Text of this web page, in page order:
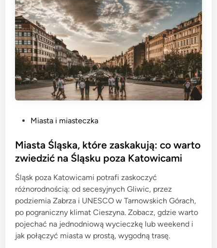
s
t
d
i
n
Miasta i miasteczka
Miasta Śląska, które zaskakują: co warto
zwiedzić na Śląsku poza Katowicami
Śląsk poza Katowicami potrafi zaskoczyć
różnorodnością: od secesyjnych Gliwic, przez
podziemia Zabrza i UNESCO w Tarnowskich Górach,
po pograniczny klimat Cieszyna. Zobacz, gdzie warto
pojechać na jednodniową wycieczkę lub weekend i
jak połączyć miasta w prostą, wygodną trasę.